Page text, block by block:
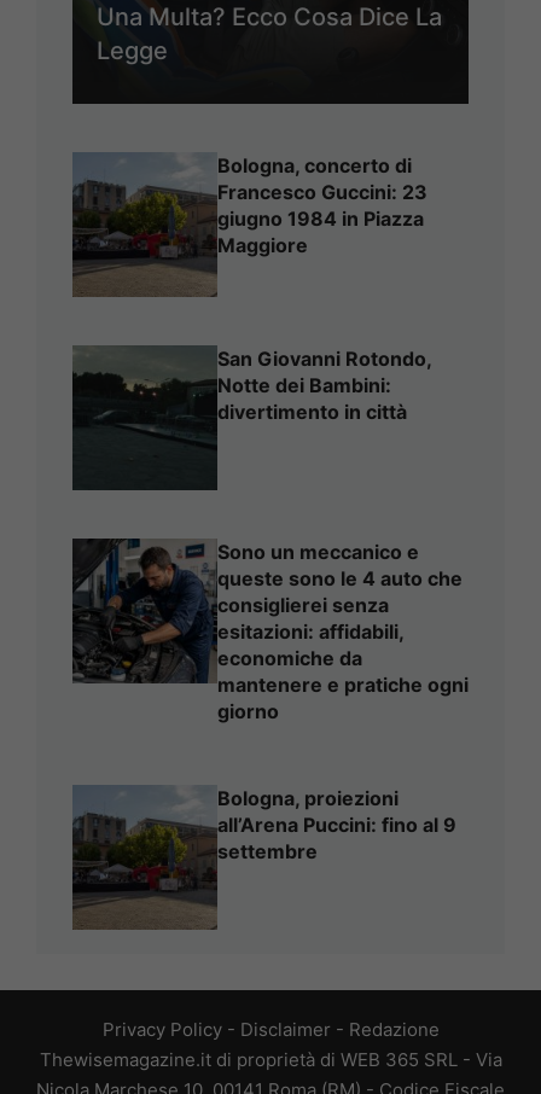
Una Multa? Ecco Cosa Dice La
Legge
Bologna, concerto di
Francesco Guccini: 23
giugno 1984 in Piazza
Maggiore
San Giovanni Rotondo,
Notte dei Bambini:
divertimento in città
Sono un meccanico e
queste sono le 4 auto che
consiglierei senza
esitazioni: affidabili,
economiche da
mantenere e pratiche ogni
giorno
Bologna, proiezioni
all’Arena Puccini: fino al 9
settembre
Privacy Policy- Disclaimer - Redazione
Thewisemagazine.it di proprietà di WEB 365 SRL - Via